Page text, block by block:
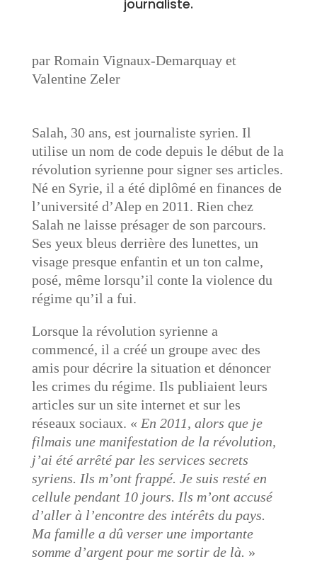
journaliste.
par Romain Vignaux-Demarquay et
Valentine Zeler
Salah, 30 ans, est journaliste syrien. Il
utilise un nom de code depuis le début de la
révolution syrienne pour signer ses articles.
Né en Syrie, il a été diplômé en finances de
l’université d’Alep en 2011. Rien chez
Salah ne laisse présager de son parcours.
Ses yeux bleus derrière des lunettes, un
visage presque enfantin et un ton calme,
posé, même lorsqu’il conte la violence du
régime qu’il a fui.
Lorsque la révolution syrienne a
commencé, il a créé un groupe avec des
amis pour décrire la situation et dénoncer
les crimes du régime. Ils publiaient leurs
articles sur un site internet et sur les
réseaux sociaux. « En 2011, alors que je
filmais une manifestation de la révolution,
j’ai été arrêté par les services secrets
syriens. Ils m’ont frappé. Je suis resté en
cellule pendant 10 jours. Ils m’ont accusé
d’aller à l’encontre des intérêts du pays.
Ma famille a dû verser une importante
somme d’argent pour me sortir de là. »